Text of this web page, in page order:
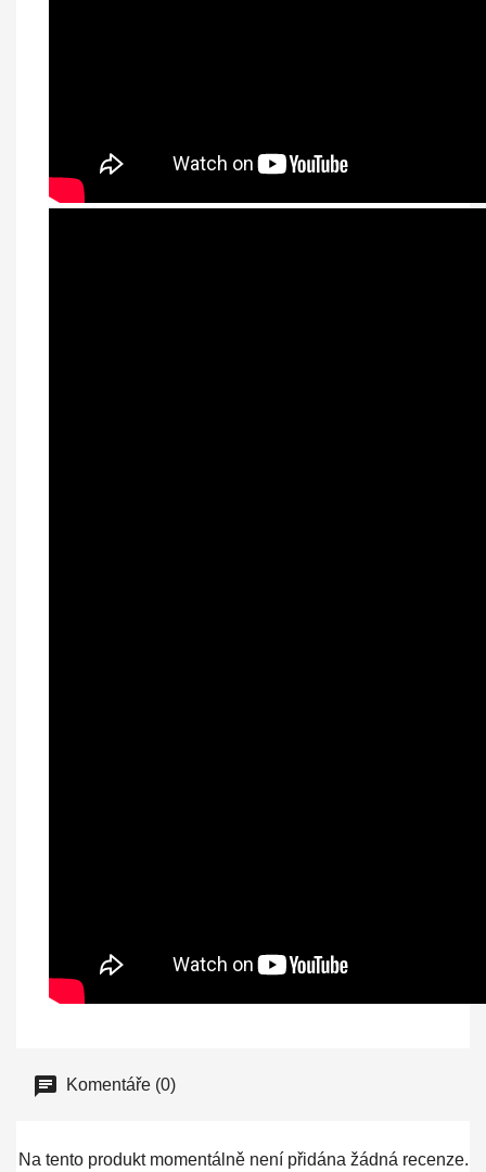
Komentáře (0)
Na tento produkt momentálně není přidána žádná recenze.